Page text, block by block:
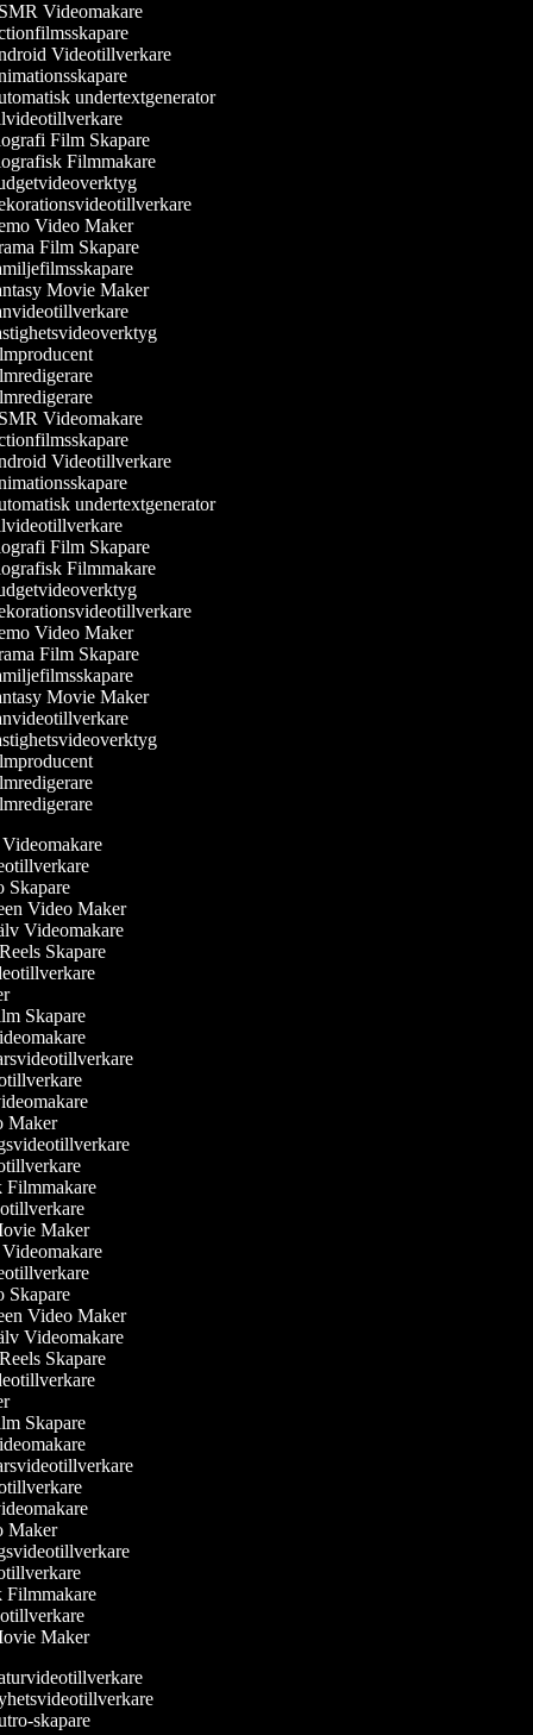
Videomakare
Videotillverkare
undertextgenerator
Film Skapare
Filmmakare
Video Maker
Film Skapare
Movie Maker
Videomakare
Videotillverkare
undertextgenerator
Film Skapare
Filmmakare
Video Maker
Film Skapare
Movie Maker
Videomakare
Skapare
Video Maker
Videomakare
Skapare
Skapare
Maker
Filmmakare
Maker
Videomakare
Skapare
Video Maker
Videomakare
Skapare
Skapare
Maker
Filmmakare
Maker
skapare